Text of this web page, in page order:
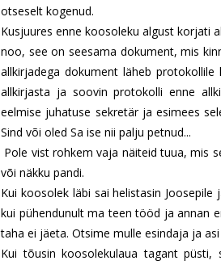
otseselt kogenud.
Kusjuures enne koosoleku algust korjati
noo, see on seesama dokument, mis
allkirjadega dokument läheb
allkirjasta ja soovin protokolli enne
eelmise juhatuse sekretär ja esimees
Sind või oled Sa ise nii palju petnud...
Pole vist rohkem vaja näiteid tuua, mis
või näkku pandi.
Kui koosolek läbi sai helistasin
kui pühendunult ma teen tööd ja annan
taha ei jäeta. Otsime mulle esindaja ja
Kui tõusin koosolekulaua tagant